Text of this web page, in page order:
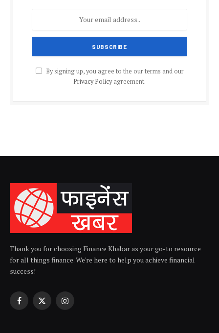
By signing up, you agree to the our terms and our
Privacy Policyagreement.
Thank you for choosing Finance Khabar as your go-to resource
for all things finance. We're here to help you achieve financial
success!
Facebook
X
Instagram